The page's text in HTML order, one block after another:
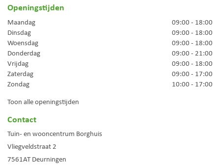
Openingstijden
Maandag
09:00 - 18:00
Dinsdag
09:00 - 18:00
Woensdag
09:00 - 18:00
Donderdag
09:00 - 21:00
Vrijdag
09:00 - 18:00
Zaterdag
09:00 - 17:00
Zondag
10:00 - 17:00
Toon alle openingstijden
Contact
Tuin- en wooncentrum Borghuis
Vliegveldstraat 2
7561AT Deurningen